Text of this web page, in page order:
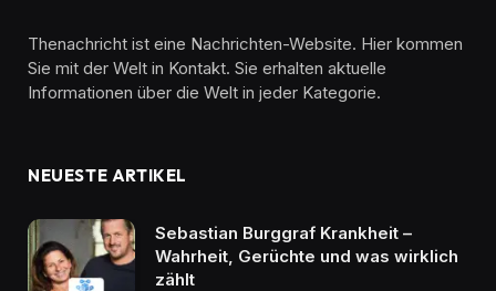
Thenachricht ist eine Nachrichten-Website. Hier kommen
Sie mit der Welt in Kontakt. Sie erhalten aktuelle
Informationen über die Welt in jeder Kategorie.
NEUESTE ARTIKEL
Sebastian Burggraf Krankheit –
Wahrheit, Gerüchte und was wirklich
zählt